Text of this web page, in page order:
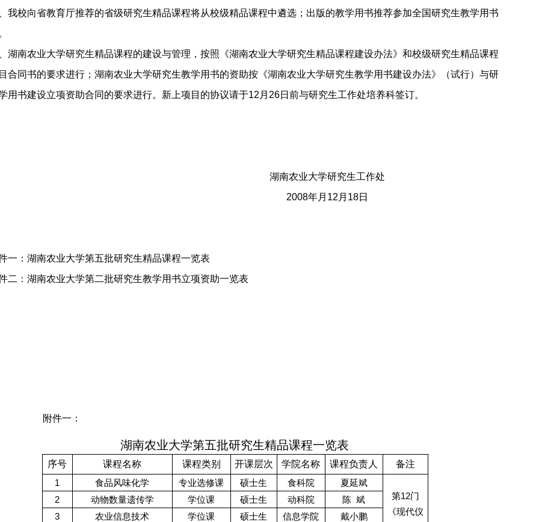
我校向省教育厅推荐的省级研究生精品课程将从校级精品课程中遴选； 出版的教学用书推荐参加全国研究生教学用书
湖南农业大学研究生精品课程的建设与管理，按照《湖南农业大学研究生精品课程建设办法》和校级研究生精品课程
合同书的要求进行；湖南农业大学研究生教学用书的资助按《湖南农业大学研究生教学用书建设办法》
（试行）与研
用书建设立项资助合同的要求进行。新上项目的协议请于12 月 26日前与研究生工作处培养科签订。
湖南农业大学研究生工作处
2008年月 12 月 18日
一：湖南农业大学第五批研究生精品课程一览表
二：湖南农业大学第二批研究生教学用书立项资助一览表
附件一：
湖南农业大学第五批研究生精品课程一览表
序号 课程名称 课程类别 开课层次 学院名称 课程负责人
备注
1
食品风味化学 专业选修课 硕士生 食科院
夏延斌
第12门
《现代仪
2 动物数量遗传学 学位课 硕士生 动科院 陈 斌
3 农业信息技术 学位课 硕士生 信息学院 戴小鹏